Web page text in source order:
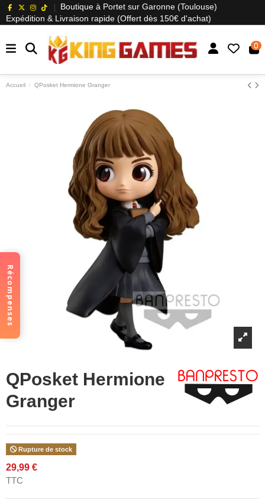
Boutique à Portet sur Garonne (Toulouse)
Expédition & Livraison rapide (Offert dès 150€ d'achat)
0
Accueil QPosket Hermione Granger
QPosket Hermione
Granger
Rupture de stock
29,99 €
TTC
Récompenses